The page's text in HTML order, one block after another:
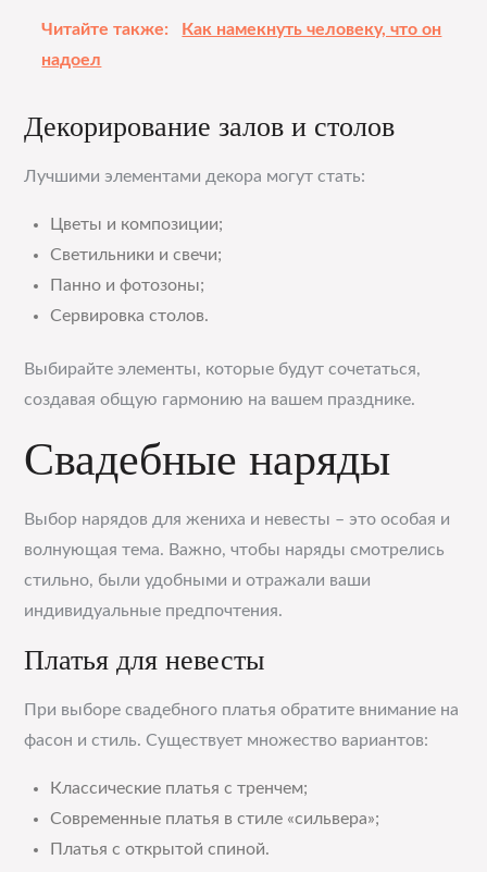
Читайте также:
Как намекнуть человеку, что он
надоел
Декорирование залов и столов
Лучшими элементами декора могут стать:
Цветы и композиции;
Светильники и свечи;
Панно и фотозоны;
Сервировка столов.
Выбирайте элементы, которые будут сочетаться,
создавая общую гармонию на вашем празднике.
Свадебные наряды
Выбор нарядов для жениха и невесты – это особая и
волнующая тема. Важно, чтобы наряды смотрелись
стильно, были удобными и отражали ваши
индивидуальные предпочтения.
Платья для невесты
При выборе свадебного платья обратите внимание на
фасон и стиль. Существует множество вариантов:
Классические платья с тренчем;
Современные платья в стиле «сильвера»;
Платья с открытой спиной.